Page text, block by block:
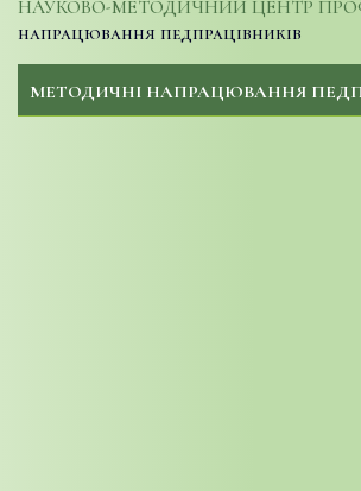
НАУКОВО-МЕТОДИЧНИЙ ЦЕНТР
напрацювання педпрацівників
МЕТОДИЧНІ НАПРАЦЮВАННЯ